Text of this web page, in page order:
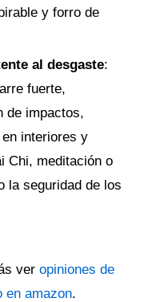
y forro de
al desgaste:
fuerte,
de impactos,
interiores y
Chi, meditación o
la seguridad de los
ver opiniones de
en amazon.